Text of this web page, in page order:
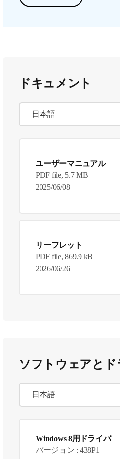
ドキュメント
ユーザーマニュアル
PDF file, 5.7 MB
2025/06/08
リーフレット
PDF file, 869.9 kB
2026/06/26
ソフトウェアとド
Windows 8用ドライバ
バージョン : 438P1